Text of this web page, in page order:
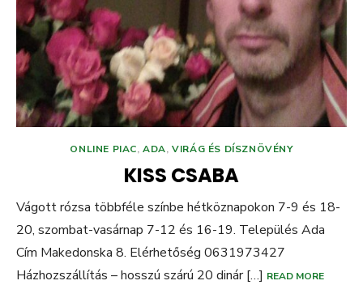
ONLINE PIAC,ADA,VIRÁG ÉS DÍSZNÖVÉNY
KISS CSABA
Vágott rózsa többféle színbe hétköznapokon 7-9 és 18-
20, szombat-vasárnap 7-12 és 16-19. Település Ada
Cím Makedonska 8. Elérhetőség 0631973427
Házhozszállítás – hosszú szárú 20 dinár […] READ MORE